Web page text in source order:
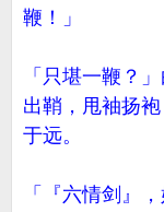
鞭！」
「只堪一鞭？
出鞘，甩袖扬
于远。
「『六情剑』